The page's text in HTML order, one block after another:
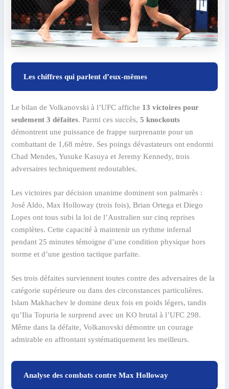
Les chiffres qui parlent d’eux-mêmes
Le bilan de Volkanovski à l’UFC affiche 13 victoires pour
seulement 3 défaites. Parmi ces succès,5 knockouts
démontrent une puissance de frappe surprenante pour un
combattant de 1,68 mètre. Ses poings dévastateurs ont endormi
Chad Mendes, Yusuke Kasuya et Jeremy Kennedy, trois
adversaires techniquement redoutables.
Les victoires par décision unanime dominent son palmarès :
José Aldo, Max Holloway (trois fois), Brian Ortega et Diego
Lopes ont tous subi la loi de l’Australien sur cinq reprises
complètes. Cette capacité à maintenir un rythme infernal
pendant 25 minutes témoigne d’une condition physique hors
norme et d’une gestion tactique parfaite.
Ses trois défaites surviennent toutes contre des adversaires de la
catégorie supérieure ou dans des circonstances particulières.
Islam Makhachev le domine deux fois en poids légers, tandis
qu’Ilia Topuria le surprend avec un KO brutal à l’UFC 298.
Même dans la défaite, Volkanovski démontre un courage
admirable en affrontant systématiquement les meilleurs.
Analyse des combats contre Max Holloway